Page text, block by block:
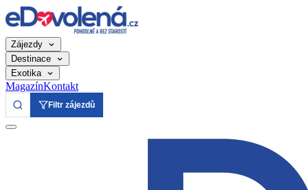
Zájezdy
Destinace
Exotika
MagazínKontakt
Filtr zájezdů